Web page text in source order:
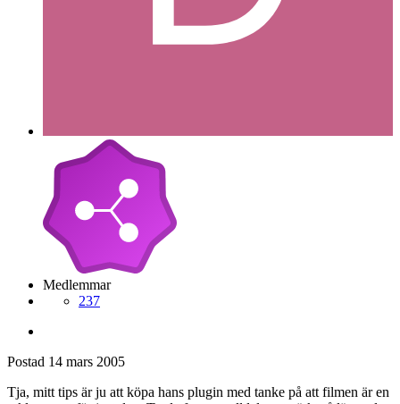
Medlemmar
237
Postad 14 mars 2005
Tja, mitt tips är ju att köpa hans plugin med tanke på att filmen är en